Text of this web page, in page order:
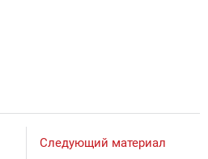
Следующий материал